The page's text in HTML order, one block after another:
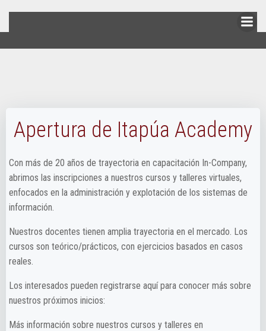
Apertura de Itapúa Academy
Con más de 20 años de trayectoria en capacitación In-Company,
abrimos las inscripciones a nuestros cursos y talleres virtuales,
enfocados en la administración y explotación de los sistemas de
información.
Nuestros docentes tienen amplia trayectoria en el mercado. Los
cursos son teórico/prácticos, con ejercicios basados en casos
reales.
Los interesados pueden registrarse aquí para conocer más sobre
nuestros próximos inicios:
Más información sobre nuestros cursos y talleres en